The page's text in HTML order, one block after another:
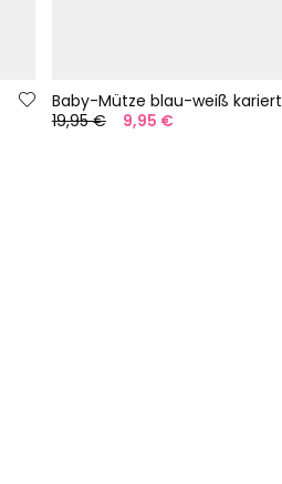
Baby-Mütze blau-weiß kariert
19,95 €
9,95 €